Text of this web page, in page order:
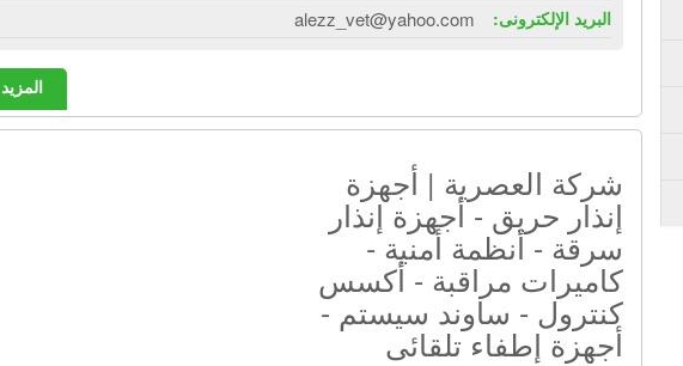
البريد الإلكترونى: alezz_vet@yahoo.com
المزيد
شركة العصرية | أجهزة
إنذار حريق - أجهزة إنذار
سرقة - أنظمة أمنية -
كاميرات مراقبة - أكسس
كنترول - ساوند سيستم -
أجهزة إطفاء تلقائى